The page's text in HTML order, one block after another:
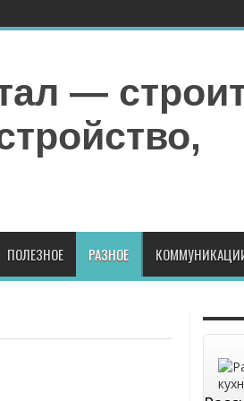
ПОЛЕЗНОЕ РАЗНОЕ